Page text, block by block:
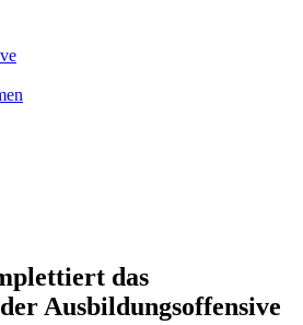
das
Ausbildungsoffensive